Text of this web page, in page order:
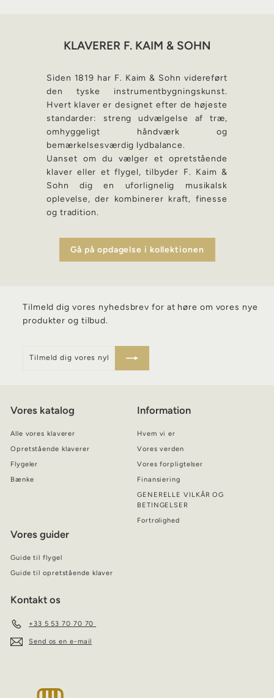
KLAVERER F. KAIM & SOHN
Siden 1819 har F. Kaim & Sohn videreført
den tyske instrumentbygningskunst.
Hvert klaver er designet efter de højeste
standarder: streng udvælgelse af træ,
omhyggeligt håndværk og
bemærkelsesværdig lydbalance.
Uanset om du vælger et opretstående
klaver eller et flygel, tilbyder F. Kaim &
Sohn dig en uforlignelig musikalsk
oplevelse, der kombinerer kraft, finesse
og tradition.
Gå på opdagelse i kollektionen
Tilmeld dig vores nyhedsbrev for at høre om vores nye
produkter og tilbud.
dig
dig
Vores katalog
Alle vores klaverer
Opretstående klaverer
Flygeler
Bænke
Information
Hvem vi er
Vores verden
Vores forpligtelser
Finansiering
GENERELLE VILKÅR OG
BETINGELSER
Fortrolighed
Vores guider
Guide til flygel
Guide til opretstående klaver
Kontakt os
+33 5 53 70 70 70
Send os en e-mail